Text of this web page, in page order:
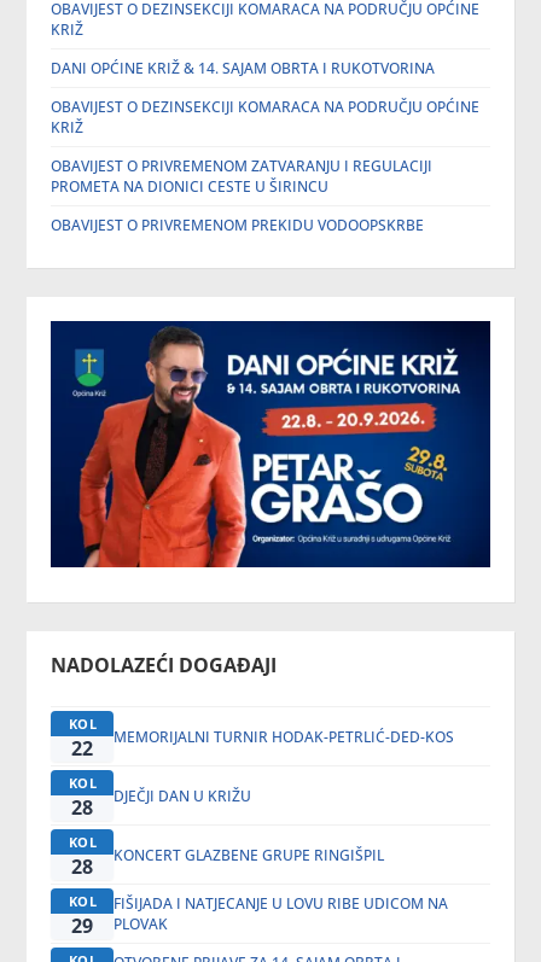
OBAVIJEST O DEZINSEKCIJI KOMARACA NA PODRUČJU OPĆINE
KRIŽ
DANI OPĆINE KRIŽ & 14. SAJAM OBRTA I RUKOTVORINA
OBAVIJEST O DEZINSEKCIJI KOMARACA NA PODRUČJU OPĆINE
KRIŽ
OBAVIJEST O PRIVREMENOM ZATVARANJU I REGULACIJI
PROMETA NA DIONICI CESTE U ŠIRINCU
OBAVIJEST O PRIVREMENOM PREKIDU VODOOPSKRBE
NADOLAZEĆI DOGAĐAJI
KOL
22 MEMORIJALNI TURNIR HODAK-PETRLIĆ-DED-KOS
KOL
28 DJEČJI DAN U KRIŽU
KOL
28 KONCERT GLAZBENE GRUPE RINGIŠPIL
KOL
29
FIŠIJADA I NATJECANJE U LOVU RIBE UDICOM NA
PLOVAK